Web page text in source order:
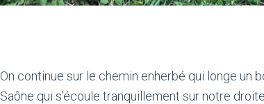
On continue sur le chemin enherbé qui longe un
Saône qui s’écoule tranquillement sur notre